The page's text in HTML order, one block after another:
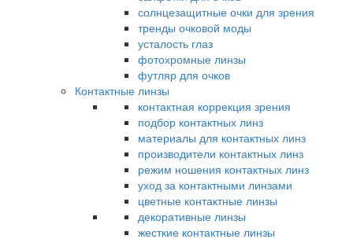
солнцезащитные очки для зрения
тренды очковой моды
усталость глаз
фотохромные линзы
футляр для очков
Контактные линзы
контактная коррекция зрения
подбор контактных линз
материалы для контактных линз
производители контактных линз
режим ношения контактных линз
уход за контактными линзами
цветные контактные линзы
декоративные линзы
жесткие контактные линзы